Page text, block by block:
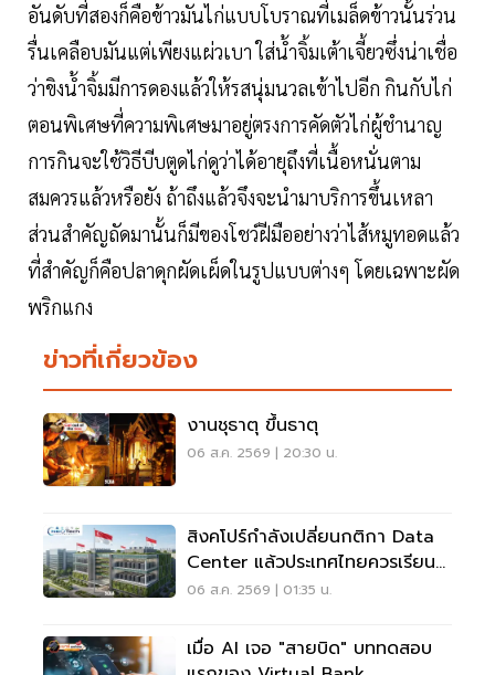
อันดับที่สองก็คือข้าวมันไก่แบบโบราณที่เมล็ดข้าวนั้นร่วน
รื่นเคลือบมันแต่เพียงแผ่วเบา ใส่น้ำจิ้มเต้าเจี้ยวซึ่งน่าเชื่อ
ว่าขิงน้ำจิ้มมีการดองแล้วให้รสนุ่มนวลเข้าไปอีก กินกับไก่
ตอนพิเศษที่ความพิเศษมาอยู่ตรงการคัดตัวไก่ผู้ชำนาญ
การกินจะใช้วิธีบีบตูดไก่ดูว่าได้อายุถึงที่เนื้อหนั่นตาม
สมควรแล้วหรือยัง ถ้าถึงแล้วจึงจะนำมาบริการขึ้นเหลา
ส่วนสำคัญถัดมานั้นก็มีของโชว์ฝีมืออย่างว่าไส้หมูทอดแล้ว
ที่สำคัญก็คือปลาดุกผัดเผ็ดในรูปแบบต่างๆ โดยเฉพาะผัด
พริกแกง
ข่าวที่เกี่ยวข้อง
งานชุธาตุ ขึ้นธาตุ
06 ส.ค. 2569 | 20:30 น.
สิงคโปร์กำลังเปลี่ยนกติกา Data
Center แล้วประเทศไทยควรเรียนรู้
อะไร?
06 ส.ค. 2569 | 01:35 น.
เมื่อ AI เจอ "สายบิด" บททดสอบ